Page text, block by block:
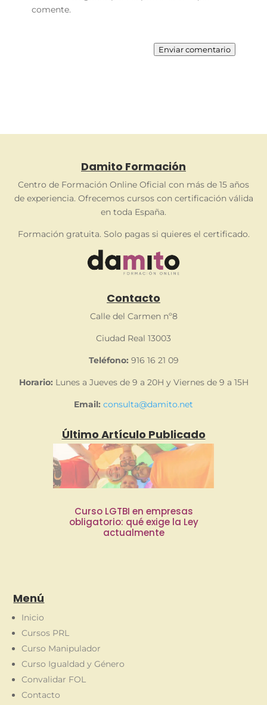
comente.
Enviar comentario
Damito Formación
Centro de Formación Online Oficial con más de 15 años
de experiencia. Ofrecemos cursos con certificación válida
en toda España.
Formación gratuita. Solo pagas si quieres el certificado.
Contacto
Calle del Carmen nº8
Ciudad Real 13003
Teléfono: 916 16 21 09
Horario: Lunes a Jueves de 9 a 20H y Viernes de 9 a 15H
Email: consulta@damito.net
Último Artículo Publicado
Curso LGTBI en empresas
obligatorio: qué exige la Ley
actualmente
Menú
Inicio
Cursos PRL
Curso Manipulador
Curso Igualdad y Género
Convalidar FOL
Contacto